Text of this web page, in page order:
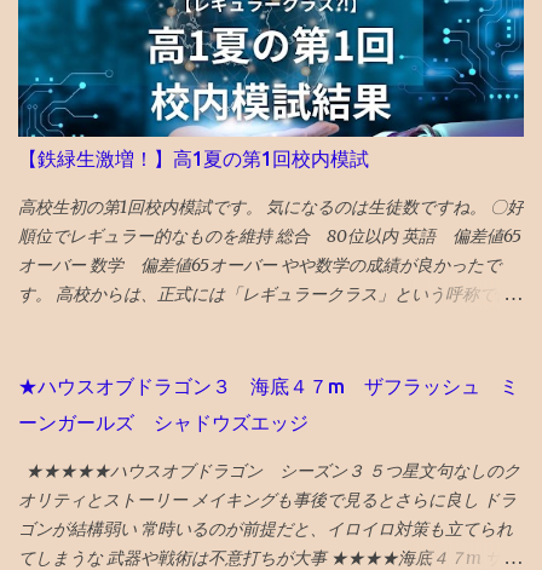
強く立ち直る都市’として選出。 駅前再開発 の完成、大徳寺の 大
クス 、 カステラ本家 福砂屋 、 コーヒー富士男 のミルクセーキ、
ジャズ喫茶マイルストーン、 グラバー園 、梅ヶ枝 焼餅 きく水
を紹介。 46位 沖縄 国際イベントや災害復興の観点を踏まえて
選出される「５２箇所」なので、 火災から復興した 首里城 の秋の
再オープンを紹介。 秋まで待てない人は、 琉球ランタンフェステ
ィバル や 伊江島ゆり祭り へ！とのこと 全文読めるギフトリンク
2026記事 〇2025年 30位 富山 出典：NYタイムズHP 2025年に
行くべき旅行先の 30番目に能登の玄関口 であり地震豪雨災害から
の復興として観光誘致を進めている 富山 がランクイン。 文化豊か
インバーのアルプ、おでん屋さんの飛騨、カレー屋のスズキー
介。 （下記ギフトリンクの記事中にグーグルマップへのリンクあ
り） NYタイムズ紙は選出にあたり、国際イベント開催や災害復興
の観点を踏まえているとのことです。 38位 大阪 食と商のまち
大阪の革新的プロジェクトとして、 グラングリーン 大阪（公園）
を紹介。 ウォルドール・アストリアホテル、フォーシーズンズホ
【鉄緑生激増！】高1夏の第1回校内模試
高校生初の第1回校内模試です。 気になるのは生徒数ですね。 〇好
順位でレギュラー的なものを維持 総合 80位以内 英語 偏差値65
オーバー 数学 偏差値65オーバー やや数学の成績が良かったで
す。 高校からは、正式には「レギュラークラス」という呼称では
のも、好要因でしょう。 なにしろ、応用クラスの季節 講習は校内
模試の過去問をやる ので、受講した方が圧倒的に有利です。 〇高
校で塾生が激増！ 高校からの新規入塾で中3の校内模試時に比べて
受験者が 400人 増えました！ でも、みたことある名前ばかりで成
績優秀上位メンバーは固定してます。 高校入塾からの「いきなり
30傑」は厳しそうです。 継続が重要です。
★ハウスオブドラゴン３ 海底４７m ザフラッシュ ミ
ーンガールズ シャドウズエッジ
★★★★★ハウスオブドラゴン シーズン３ ５つ星文句なしのク
オリティとストーリー メイキングも事後で見るとさらに良し ドラ
ゴンが結構弱い 常時いるのが前提だと、イロイロ対策も立てられ
てしまうな 武器や戦術は不意打ちが大事 ★★★★海底４７m サメ